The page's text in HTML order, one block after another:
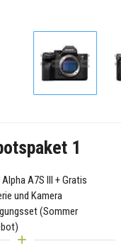
1
A7S III + Gratis
und Kamera
(Sommer